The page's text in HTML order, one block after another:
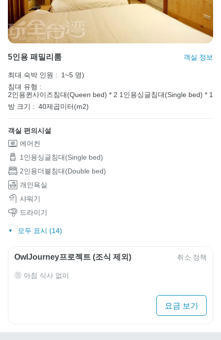
5인용 패밀리룸 객실 정보
최대 숙박 인원 :
1~5 명)
침대 유형 :
2인용퀸사이즈침대(Queen bed) * 2 1인용싱글침대(Single bed) * 1
방 크기 : 40제곱미터(m2)
객실 편의시설
에어컨
1인용싱글침대(Single bed)
2인용더블침대(Double bed)
개인욕실
샤워기
드라이기
모두 표시 (14)
OwlJourney프로젝트 (조식 제외) 취소 정책
아침 식사 없이
요금 보기